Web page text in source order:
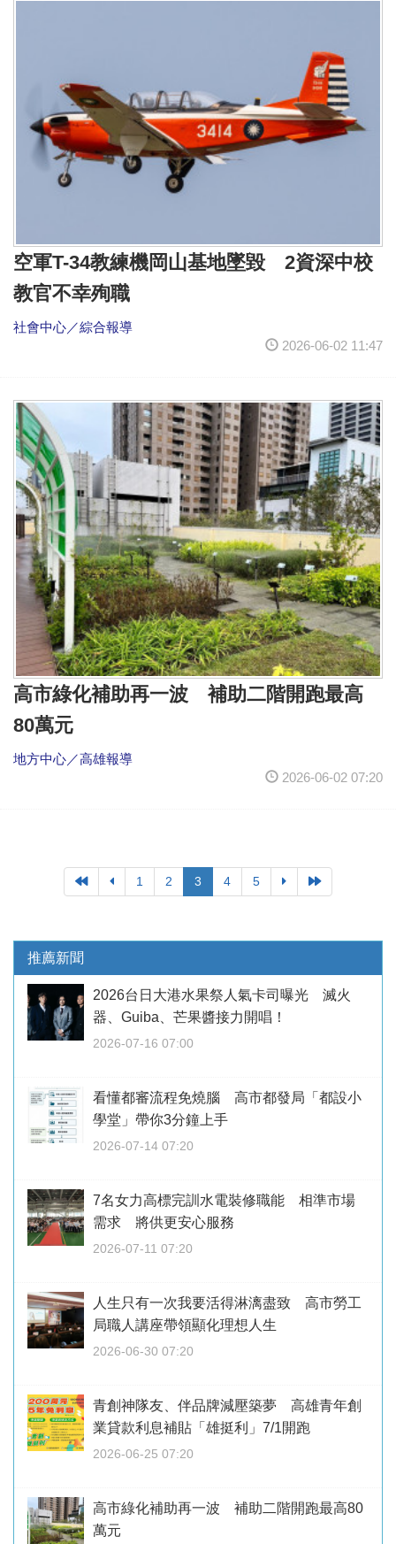
空軍T-34教練機岡山基地墜毀 2資深中校
教官不幸殉職
社會中心／綜合報導
2026-06-02 11:47
高市綠化補助再一波 補助二階開跑最高
80萬元
地方中心／高雄報導
2026-06-02 07:20
1 2 3 4 5
推薦新聞
2026台日大港水果祭人氣卡司曝光 滅火
器、Guiba、芒果醬接力開唱！
2026-07-16 07:00
看懂都審流程免燒腦 高市都發局「都設小
學堂」帶你3分鐘上手
2026-07-14 07:20
7名女力高標完訓水電裝修職能 相準市場
需求 將供更安心服務
2026-07-11 07:20
人生只有一次我要活得淋漓盡致 高市勞工
局職人講座帶領顯化理想人生
2026-06-30 07:20
青創神隊友、伴品牌減壓築夢 高雄青年創
業貸款利息補貼「雄挺利」7/1開跑
2026-06-25 07:20
高市綠化補助再一波 補助二階開跑最高80
萬元